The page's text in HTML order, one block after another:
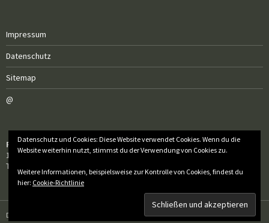
Impressum
Datenschutz
Sitemap
@
Röm.-kath. Pfarrgemeinde Sankt Florian
1050 Wien, Wiedner Hauptstraße 97
Tel.: 01 / 505 50 60 – 20
Datenschutz und Cookies: Diese Website verwendet Cookies. Wenn du die
Website weiterhin nutzt, stimmst du der Verwendung von Cookies zu.
Weitere Informationen, beispielsweise zur Kontrolle von Cookies, findest du
hier: Cookie-Richtlinie
Datenschutz Stolz präsentiert von WordPress